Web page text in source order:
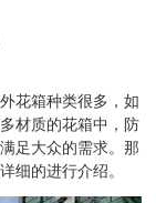
花箱种类很多，如
材质的花箱中，防
足大众的需求。那
细的进行介绍。